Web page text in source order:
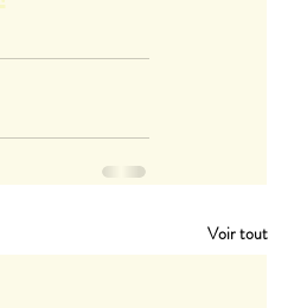
Voir tout